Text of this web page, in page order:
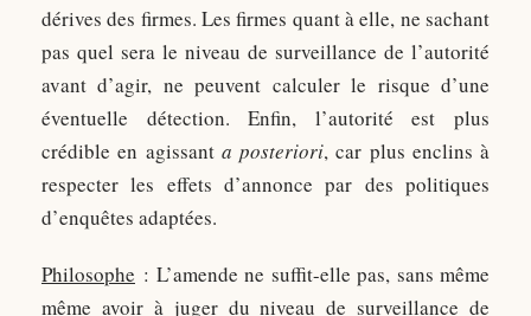
dérives des firmes. Les firmes quant à elle, ne sachant
pas quel sera le niveau de surveillance de l’autorité
avant d’agir, ne peuvent calculer le risque d’une
éventuelle détection. Enfin, l’autorité est plus
crédible en agissant a posteriori, car plus enclins à
respecter les effets d’annonce par des politiques
d’enquêtes adaptées.
Philosophe : L’amende ne suffit-elle pas, sans même
même avoir à juger du niveau de surveillance de